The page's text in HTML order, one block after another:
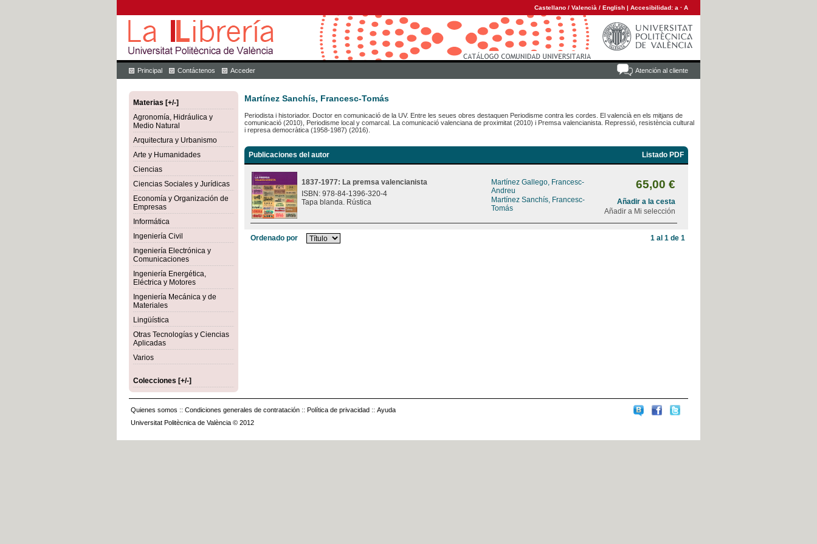
Castellano / Valencià / English | Accesibilidad: a · A
Atención al cliente
Principal Contáctenos Acceder
Materias [+/-]
Agronomía, Hidráulica y
Medio Natural
Arquitectura y Urbanismo
Arte y Humanidades
Ciencias
Ciencias Sociales y Jurídicas
Economía y Organización de
Empresas
Informática
Ingeniería Civil
Ingeniería Electrónica y
Comunicaciones
Ingeniería Energética,
Eléctrica y Motores
Ingeniería Mecánica y de
Materiales
Lingüística
Otras Tecnologías y Ciencias
Aplicadas
Varios
Colecciones [+/-]
Martínez Sanchís, Francesc-Tomás
Periodista i historiador. Doctor en comunicació de la UV. Entre les seues obres destaquen Periodisme contra les cordes. El valencià en els mitjans de
comunicació (2010), Periodisme local y comarcal. La comunicació valenciana de proximitat (2010) i Premsa valencianista. Repressió, resistència cultural
i represa democràtica (1958-1987) (2016).
Publicaciones del autor Listado PDF
1837-1977: La premsa valencianista
ISBN: 978-84-1396-320-4
Tapa blanda. Rústica
Martínez Gallego, Francesc-
Andreu
Martínez Sanchís, Francesc-
Tomás
65,00 €
Añadir a la cesta
Añadir a Mi selección
Ordenado por 1 al 1 de 1
Quienes somos :: Condiciones generales de contratación :: Política de privacidad :: Ayuda
Universitat Politècnica de València © 2012